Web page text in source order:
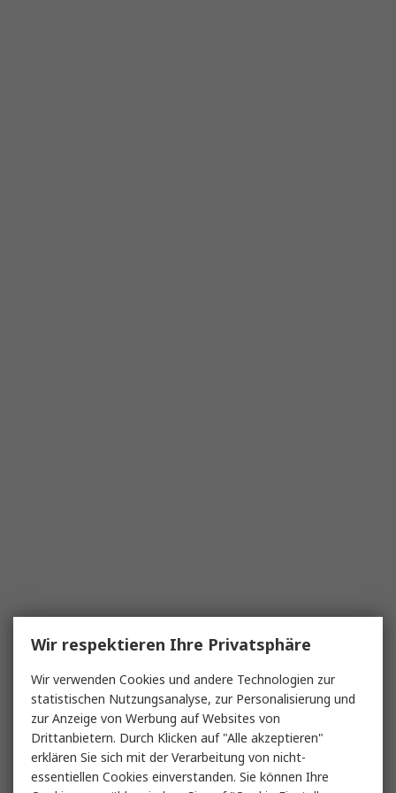
Wir respektieren Ihre Privatsphäre
Wir verwenden Cookies und andere Technologien zur
statistischen Nutzungsanalyse, zur Personalisierung und
zur Anzeige von Werbung auf Websites von
Drittanbietern. Durch Klicken auf "Alle akzeptieren"
erklären Sie sich mit der Verarbeitung von nicht-
essentiellen Cookies einverstanden. Sie können Ihre